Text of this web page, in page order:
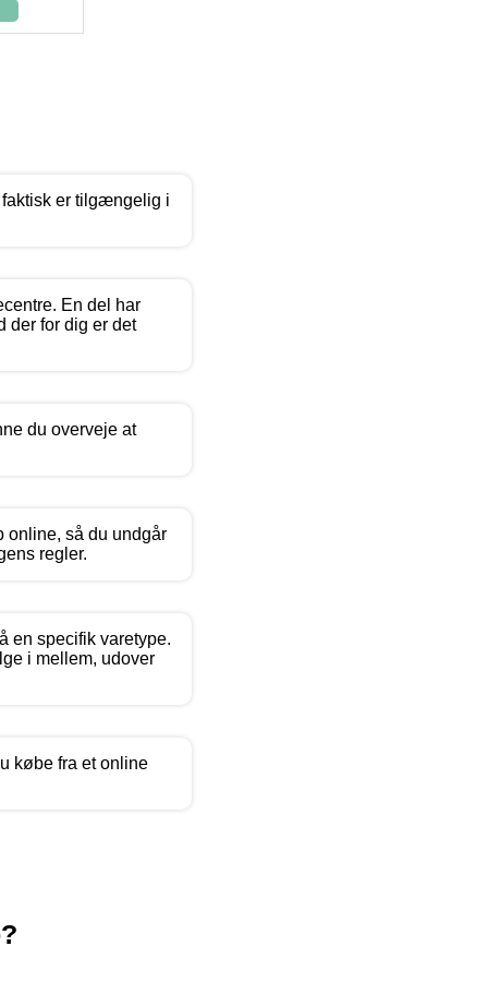
er tilgængelig i
En del har
der for dig er det
du overveje at
så du undgår
regler.
en specifik varetype.
i mellem, udover
købe fra et online